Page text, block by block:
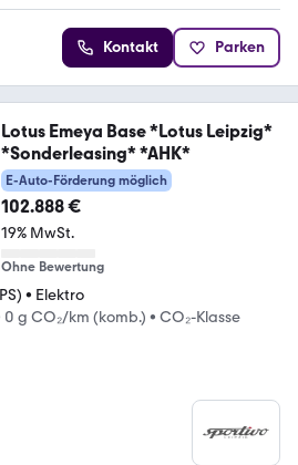
Kontakt Parken
Lotus Emeya Base *Lotus Leipzig*
*Sonderleasing* *AHK*
E-Auto-Förderung möglich
102.888 €
19% MwSt.
Ohne Bewertung
• Elektro
0 g CO₂/km (komb.) • CO₂-Klasse